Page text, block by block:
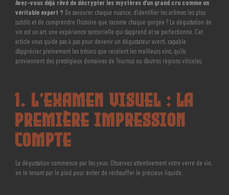
Avez-vous déjà rêvé de décrypter les mystères d’un grand cru comme un
véritable expert ? De savourer chaque nuance, d’identifier les arômes les plus
subtils et de comprendre l’histoire que raconte chaque gorgée ? La dégustation de
vin est un art, une expérience sensorielle qui s’apprend et se perfectionne. Cet
article vous guide pas à pas pour devenir un dégustateur averti, capable
d’apprécier pleinement les trésors que recèlent les meilleurs vins, qu’ils
proviennent des prestigieux domaines de Tournus ou d’autres régions viticoles.
1. L’Examen Visuel : La
Première Impression
Compte
La dégustation commence par les yeux. Observez attentivement votre verre de vin,
en le tenant par le pied pour éviter de réchauffer le précieux liquide.